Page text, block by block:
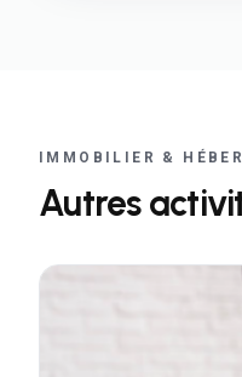
IMMOBILIER &
Autres